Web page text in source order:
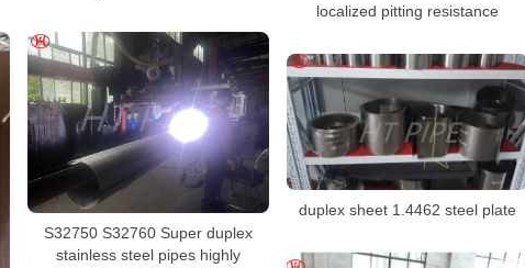
localized pitting resistance
S32750 S32760 Super duplex
stainless steel pipes highly
duplex sheet 1.4462 steel plate